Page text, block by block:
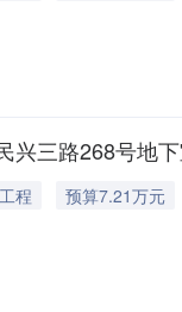
兴三路268号地
工程
预算7.21万元